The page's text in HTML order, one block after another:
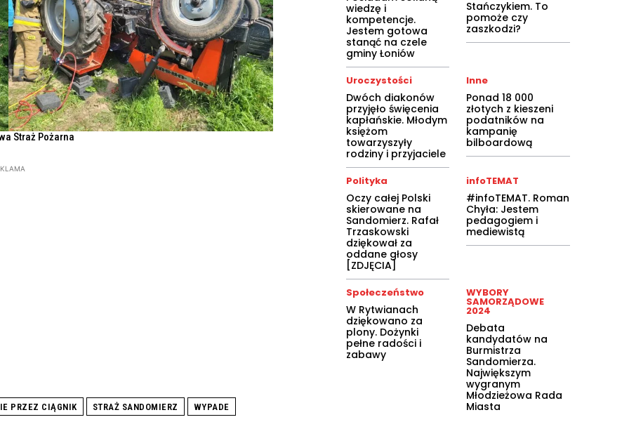
Straż Pożarna
PRZEZ CIĄGNIK STRAŻ SANDOMIERZ WYPADE
wiedzę i
kompetencje.
Jestem gotowa
stanąć na czele
gminy Łoniów
Stańczykiem. To
pomoże czy
zaszkodzi?
Uroczystości
Dwóch diakonów
przyjęło święcenia
kapłańskie. Młodym
księżom
towarzyszyły
rodziny i przyjaciele
Inne
Ponad 18 000
złotych z kieszeni
podatników na
kampanię
bilboardową
Polityka
Oczy całej Polski
skierowane na
Sandomierz. Rafał
Trzaskowski
dziękował za
oddane głosy
[ZDJĘCIA]
infoTEMAT
#infoTEMAT. Roman
Chyła: Jestem
pedagogiem i
mediewistą
Społeczeństwo
W Rytwianach
dziękowano za
plony. Dożynki
pełne radości i
zabawy
WYBORY
SAMORZĄDOWE
2024
Debata
kandydatów na
Burmistrza
Sandomierza.
Największym
wygranym
Młodzieżowa Rada
Miasta